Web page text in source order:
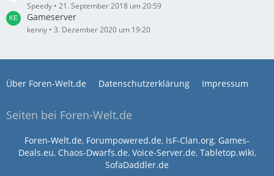
Speedy 21. September 2018 um 20:59
Gameserver
kenny 3. Dezember 2020 um 19:20
Über Foren-Welt.de Datenschutzerklärung Impressum
Seiten bei Foren-Welt.de
Foren-Welt.de, Forumpowered.de, IsF-Clan.org, Games-
Deals.eu, Chaos-Dwarfs.de, Voice-Server.de, Tabletop.wiki,
SofaDaddler.de